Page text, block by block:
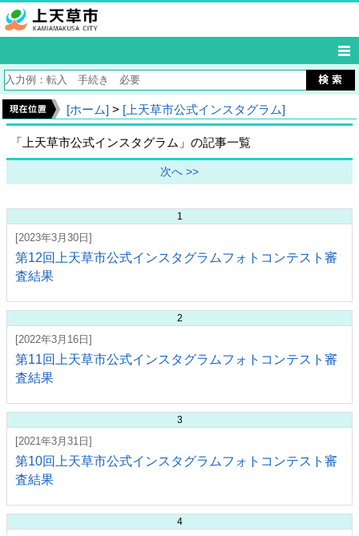
[ホーム] > [上天草市公式インスタグラム]
「上天草市公式インスタグラム」の記事一覧
次へ >>
1
[2023年3月30日]
第12回上天草市公式インスタグラムフォトコンテスト審
査結果
2
[2022年3月16日]
第11回上天草市公式インスタグラムフォトコンテスト審
査結果
3
[2021年3月31日]
第10回上天草市公式インスタグラムフォトコンテスト審
査結果
4